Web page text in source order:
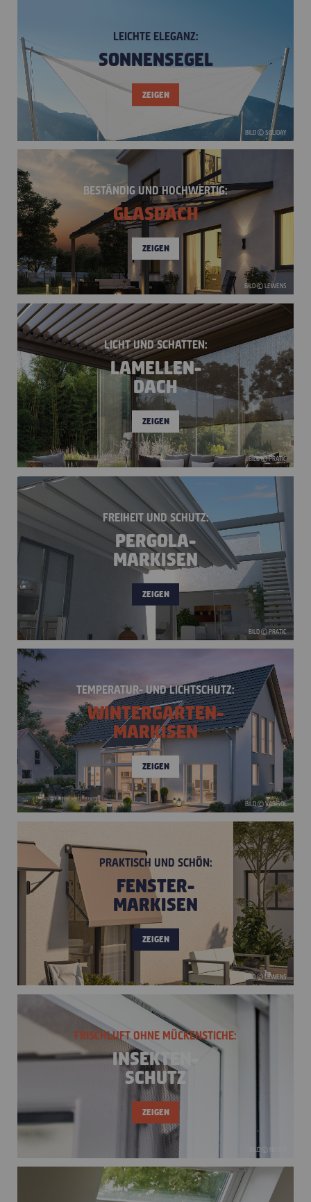
BILD © SOLIDAY
LEICHTE ELEGANZ:
SONNENSEGEL
ZEIGEN
BILD © LEWENS
BESTÄNDIG UND HOCHWERTIG:
GLASDACH
ZEIGEN
BILD © PRATIC
LICHT UND SCHATTEN:
LAMELLEN-
DACH
ZEIGEN
BILD © PRATIC
FREIHEIT UND SCHUTZ:
PERGOLA-
MARKISEN
ZEIGEN
BILD © VARISOL
TEMPERATUR- UND LICHTSCHUTZ:
WINTERGARTEN-
MARKISEN
ZEIGEN
BILD © LEWENS
PRAKTISCH UND SCHÖN:
FENSTER-
MARKISEN
ZEIGEN
BILD © NEHER
FRISCHLUFT OHNE MÜCKENSTICHE:
INSEKTEN-
SCHUTZ
ZEIGEN